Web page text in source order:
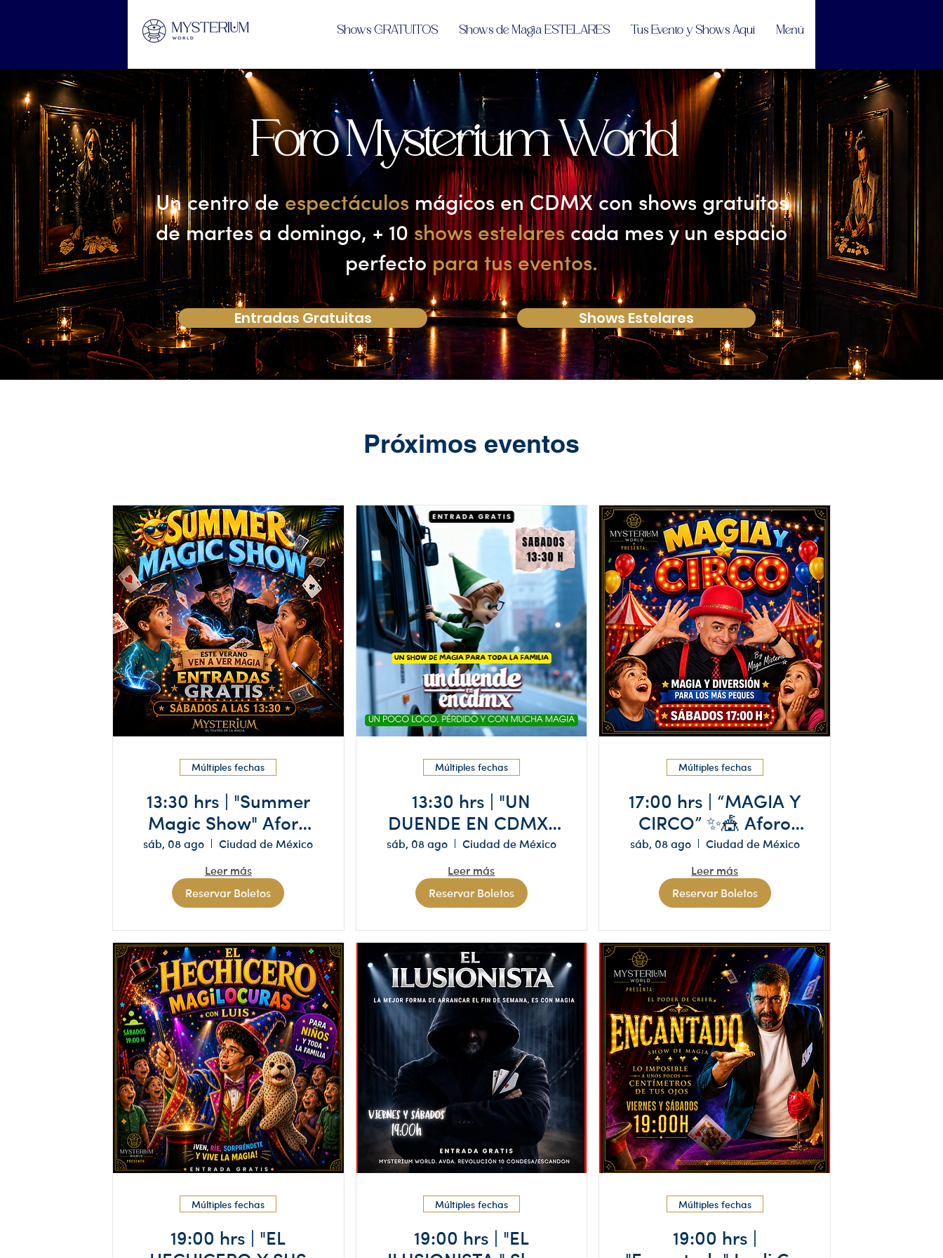
Shows GRATUITOS Shows de Magia ESTELARES Tus Evento y Shows Aquí Menú
Foro Mysterium World
Un centro de espectáculos mágicos en CDMX con shows gratuitos
de martes a domingo, + 10 shows estelarescada mes y un espacio
perfectopara tus eventos.
Entradas Gratuitas Shows Estelares
Próximos eventos
Múltiples fechas
13:30 hrs | "Summer
Magic Show" Aforo
limitado, reserva solo
si tienes
disponibilidad
sáb, 08 ago
Ciudad de México
Leer más
Reservar Boletos
Múltiples fechas
13:30 hrs | "UN
DUENDE EN CDMX"
Aforo limitado,
reserva solo si tienes
disponibilidad
sáb, 08 ago
Ciudad de México
Leer más
Reservar Boletos
Múltiples fechas
17:00 hrs | “MAGIA Y
CIRCO” ✨🎪 Aforo
limitado, reserva solo
si tienes
disponibilidad
sáb, 08 ago
Ciudad de México
Leer más
Reservar Boletos
Múltiples fechas
19:00 hrs | "EL
Múltiples fechas
19:00 hrs | "EL
Múltiples fechas
19:00 hrs |